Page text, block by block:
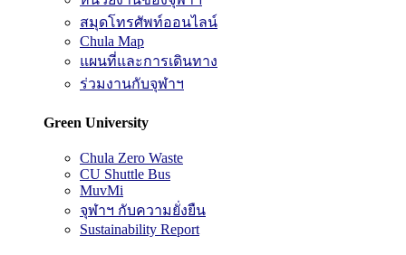
สมุดโทรศัพท์ออนไลน์
Chula Map
แผนที่และการเดินทาง
ร่วมงานกับจุฬาฯ
Green University
Chula Zero Waste
CU Shuttle Bus
MuvMi
จุฬาฯ กับความยั่งยืน
Sustainability Report